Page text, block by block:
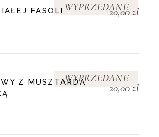
WYPRZEDANE
FASOLI 20,00zł
WYPRZEDANE
Z MUSZTARDĄ
20,00zł